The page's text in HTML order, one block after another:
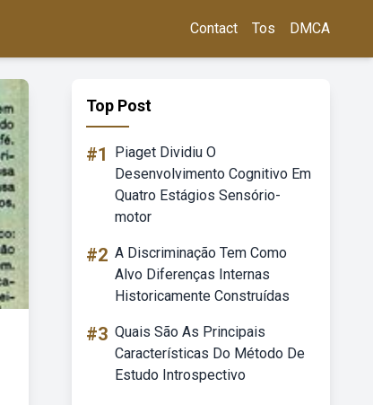
Contact Tos DMCA
Top Post
#1
Piaget Dividiu O
Desenvolvimento Cognitivo Em
Quatro Estágios Sensório-
motor
#2 A Discriminação Tem Como
Alvo Diferenças Internas
Historicamente Construídas
#3 Quais São As Principais
Características Do Método De
Estudo Introspectivo